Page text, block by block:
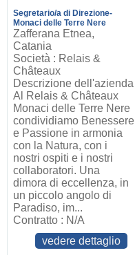
Segretario/a di Direzione-
Monaci delle Terre Nere
Zafferana Etnea,
Catania
Società : Relais &
Châteaux
Descrizione dell'azienda
Al Relais & Châteaux
Monaci delle Terre Nere
condividiamo Benessere
e Passione in armonia
con la Natura, con i
nostri ospiti e i nostri
collaboratori. Una
dimora di eccellenza, in
un piccolo angolo di
Paradiso, im...
Contratto : N/A
vedere dettaglio